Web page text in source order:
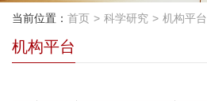
当前位置： 首页 科学研究 机构平台
机构平台